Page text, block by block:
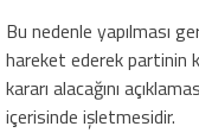
Bu nedenle yapılması
hareket ederek partinin
kararı alacağını
içerisinde işletmesidir.